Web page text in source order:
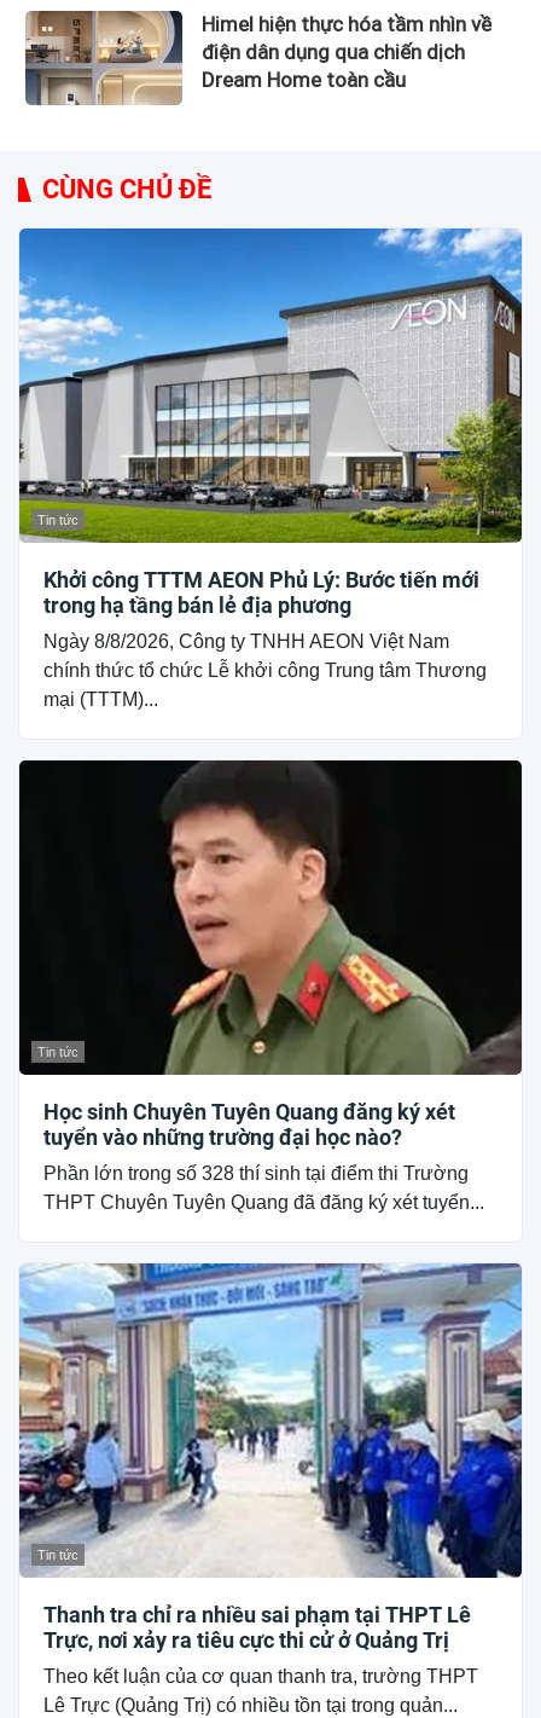
Himel hiện thực hóa tầm nhìn về
điện dân dụng qua chiến dịch
Dream Home toàn cầu
CÙNG CHỦ ĐỀ
Tin tức
Khởi công TTTM AEON Phủ Lý: Bước tiến mới
trong hạ tầng bán lẻ địa phương
Ngày 8/8/2026, Công ty TNHH AEON Việt Nam
chính thức tổ chức Lễ khởi công Trung tâm Thương
mại (TTTM)...
Tin tức
Học sinh Chuyên Tuyên Quang đăng ký xét
tuyển vào những trường đại học nào?
Phần lớn trong số 328 thí sinh tại điểm thi Trường
THPT Chuyên Tuyên Quang đã đăng ký xét tuyển...
Tin tức
Thanh tra chỉ ra nhiều sai phạm tại THPT Lê
Trực, nơi xảy ra tiêu cực thi cử ở Quảng Trị
Theo kết luận của cơ quan thanh tra, trường THPT
Lê Trực (Quảng Trị) có nhiều tồn tại trong quản...